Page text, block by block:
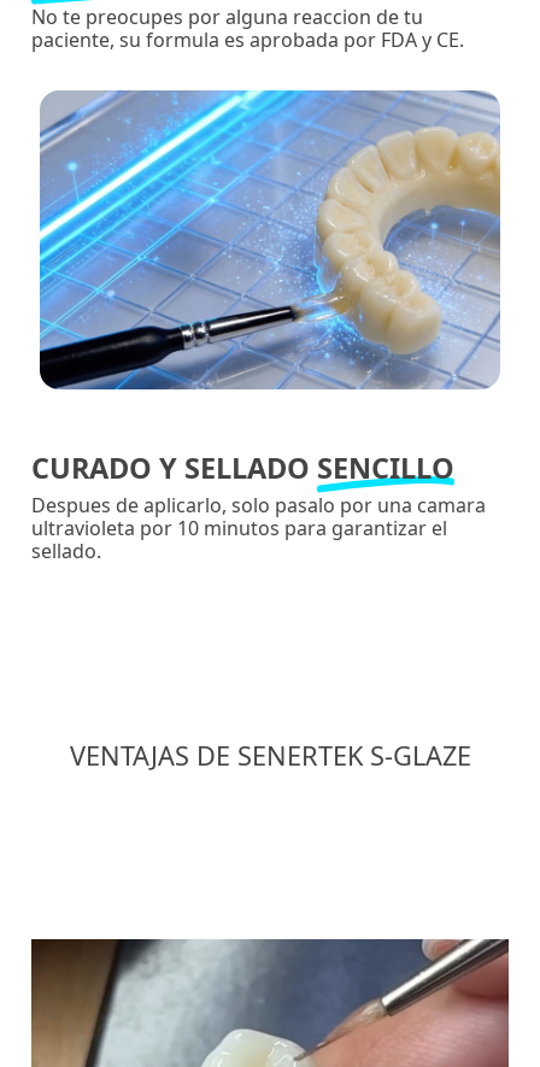
No te preocupes por alguna reaccion de tu
paciente, su formula es aprobada por FDA y CE.
CURADO Y SELLADO SENCILLO
Despues de aplicarlo, solo pasalo por una camara
ultravioleta por 10 minutos para garantizar el
sellado.
VENTAJAS DE SENERTEK S-GLAZE